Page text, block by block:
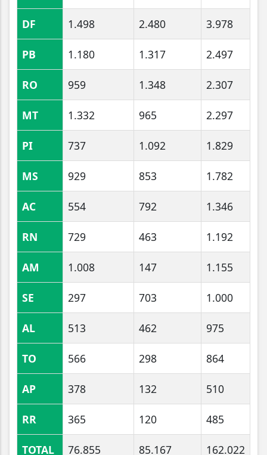
DF 1.498 2.480 3.978
PB 1.180 1.317 2.497
RO 959 1.348 2.307
MT 1.332 965 2.297
PI 737 1.092 1.829
MS 929 853 1.782
AC 554 792 1.346
RN 729 463 1.192
AM 1.008 147 1.155
SE 297 703 1.000
AL 513 462 975
TO 566 298 864
AP 378 132 510
RR 365 120 485
TOTAL 76.855 85.167 162.022